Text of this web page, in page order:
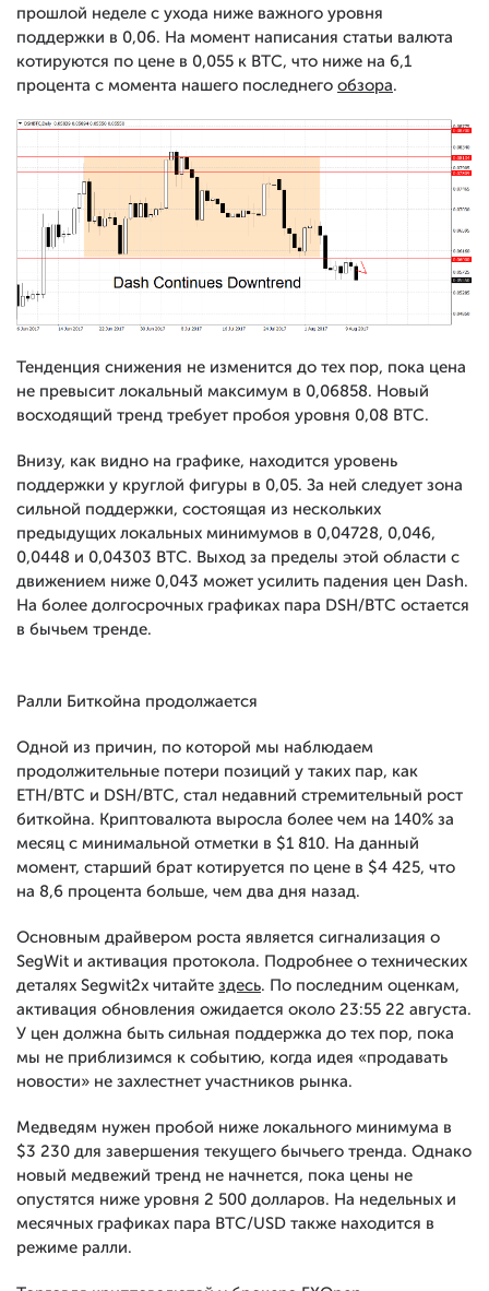
прошлой неделе с ухода ниже важного уровня
поддержки в 0,06. На момент написания статьи валюта
котируются по цене в 0,055 к BTC, что ниже на 6,1
процента с момента нашего последнего обзора.
Тенденция снижения не изменится до тех пор, пока цена
не превысит локальный максимум в 0,06858. Новый
восходящий тренд требует пробоя уровня 0,08 BTC.
Внизу, как видно на графике, находится уровень
поддержки у круглой фигуры в 0,05. За ней следует зона
сильной поддержки, состоящая из нескольких
предыдущих локальных минимумов в 0,04728, 0,046,
0,0448 и 0,04303 BTC. Выход за пределы этой области с
движением ниже 0,043 может усилить падения цен Dash.
На более долгосрочных графиках пара DSH/BTC остается
в бычьем тренде.
Ралли Биткойна продолжается
Одной из причин, по которой мы наблюдаем
продолжительные потери позиций у таких пар, как
ETH/BTC и DSH/BTC, стал недавний стремительный рост
биткойна. Криптовалюта выросла более чем на 140% за
месяц с минимальной отметки в $1 810. На данный
момент, старший брат котируется по цене в $4 425, что
на 8,6 процента больше, чем два дня назад.
Основным драйвером роста является сигнализация о
SegWit и активация протокола. Подробнее о технических
деталях Segwit2x читайте здесь. По последним оценкам,
активация обновления ожидается около 23:55 22 августа.
У цен должна быть сильная поддержка до тех пор, пока
мы не приблизимся к событию, когда идея «продавать
новости» не захлестнет участников рынка.
Медведям нужен пробой ниже локального минимума в
$3 230 для завершения текущего бычьего тренда. Однако
новый медвежий тренд не начнется, пока цены не
опустятся ниже уровня 2 500 долларов. На недельных и
месячных графиках пара BTC/USD также находится в
режиме ралли.